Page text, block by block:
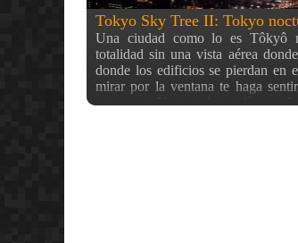
Tokyo Sky Tree II: Tokyo
Una ciudad como lo es Tôkyô
totalidad sin una vista aérea
donde los edificios se pierdan en
mirar por la ventana te haga
panorama. Ya que el otro día